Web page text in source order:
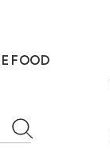
FOOD